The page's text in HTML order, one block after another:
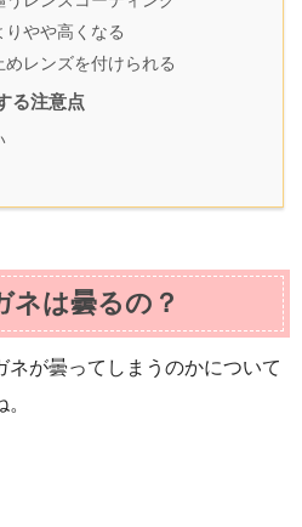
りやや高くなる
レンズを付けられる
る注意点
ネは曇るの？
ネが曇ってしまうのかについて